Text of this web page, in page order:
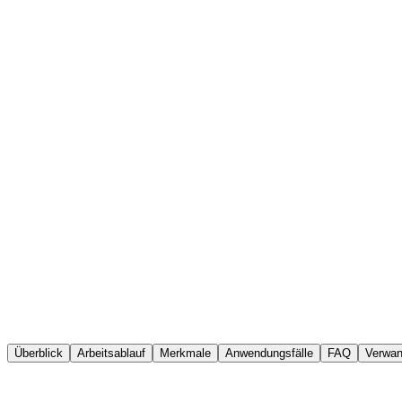
Überblick Arbeitsablauf Merkmale Anwendungsfälle FAQ